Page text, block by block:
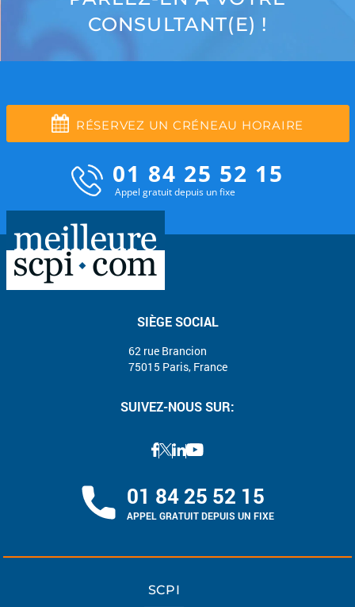
CONSULTANT(E) !
RÉSERVEZ UN CRÉNEAU HORAIRE
01 84 25 52 15
Appel gratuit depuis un fixe
SIÈGE SOCIAL
62 rue Brancion
75015 Paris, France
SUIVEZ-NOUS SUR:
01 84 25 52 15
APPEL GRATUIT DEPUIS UN FIXE
SCPI